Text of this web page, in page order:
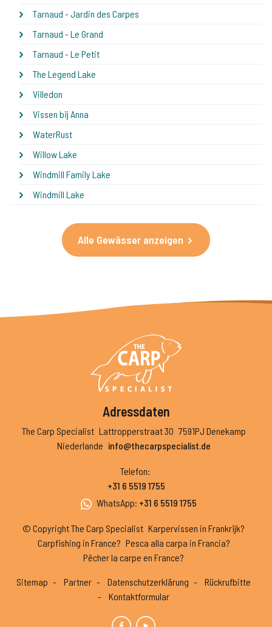
Tarnaud - Jardin des Carpes
Tarnaud - Le Grand
Tarnaud - Le Petit
The Legend Lake
Villedon
Vissen bij Anna
WaterRust
Willow Lake
Windmill Family Lake
Windmill Lake
Alle Gewässer anzeigen
Adressdaten
The Carp Specialist Lattropperstraat 30 7591PJ Denekamp
Niederlande info@thecarpspecialist.de
Telefon:
+31 6 5519 1755
WhatsApp: +31 6 5519 1755
© Copyright The Carp Specialist Karpervissen in Frankrijk?
Carpfishing in France? Pesca alla carpa in Francia?
Pêcher la carpe en France?
Sitemap Partner Datenschutzerklärung
Rückrufbitte
Kontaktformular